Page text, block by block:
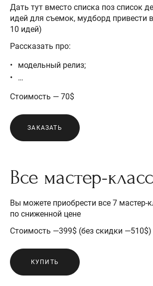
Дать тут вместо списка поз список
идей для съемок, мудборд привести
10 идей)
Рассказать про:
модельный релиз;
…
Стоимость — 70$
ЗАКАЗАТЬ
Все мастер-
Вы можете приобрести все 7 мастер-
по сниженной цене
Стоимость —399$ (без скидки —510$)
КУПИТЬ